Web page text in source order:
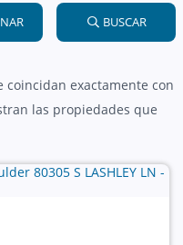
BUSCAR
coincidan exactamente con
las propiedades que